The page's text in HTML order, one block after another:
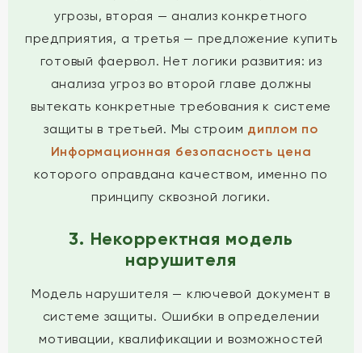
угрозы, вторая — анализ конкретного
предприятия, а третья — предложение купить
готовый фаервол. Нет логики развития: из
анализа угроз во второй главе должны
вытекать конкретные требования к системе
защиты в третьей. Мы строим диплом по
Информационная безопасность цена
которого оправдана качеством, именно по
принципу сквозной логики.
3. Некорректная модель
нарушителя
Модель нарушителя — ключевой документ в
системе защиты. Ошибки в определении
мотивации, квалификации и возможностей